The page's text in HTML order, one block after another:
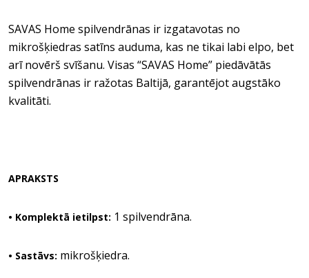
SAVAS Home spilvendrānas ir izgatavotas no
mikrošķiedras satīns auduma, kas ne tikai labi elpo, bet
arī novērš svīšanu. Visas “SAVAS Home” piedāvātās
spilvendrānas ir ražotas Baltijā, garantējot augstāko
kvalitāti.
APRAKSTS
• Komplektā ietilpst: 1 spilvendrāna.
• Sastāvs: mikrošķiedra.